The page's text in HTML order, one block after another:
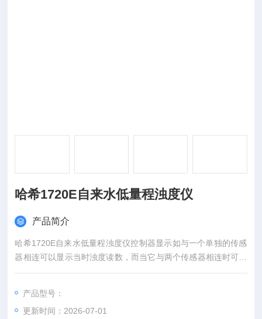
哈希1720E自来水低量程浊度仪
产品简介
哈希1720E自来水低量程浊度仪控制器显示如与一个单独的传感
器相连可以显示当时浊度读数，而当它与两个传感器相连时可以
显示两个读数。
产品型号：
更新时间：2026-07-01